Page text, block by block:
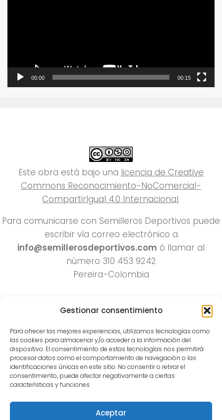
Gestionar consentimiento
Para ofrecer las mejores experiencias, utilizamos tecnologías como
las cookies para almacenar y/o acceder a la información del
dispositivo. El consentimiento de estas tecnologías nos permitirá
procesar datos como el comportamiento de navegación o las
identificaciones únicas en este sitio. No consentir o retirar el
consentimiento, puede afectar negativamente a ciertas
características y funciones.
Aceptar
00:00 00:15
Este obra está bajo una licencia de Creative
Commons Reconocimiento-NoComercial-
CompartirIgual 4.0 Internacional.
Para comunicarse con Semilleros Deportivos puede
escribir vía correo electrónico a
info@semillerosdeportivos.com ó llamar al
número 310 453 9242
Pereira-Colombia
Todos los derechos reservados 2022.
Funciona con - Diseñado con el